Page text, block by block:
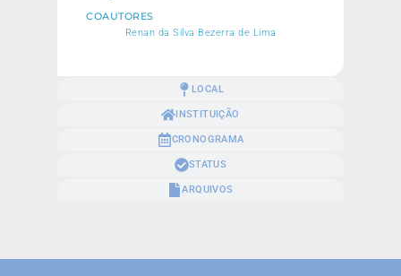
LOCAL
INSTITUIÇÃO
CRONOGRAMA
STATUS
ARQUIVOS
COAUTORES
Renan da Silva Bezerra de Lima